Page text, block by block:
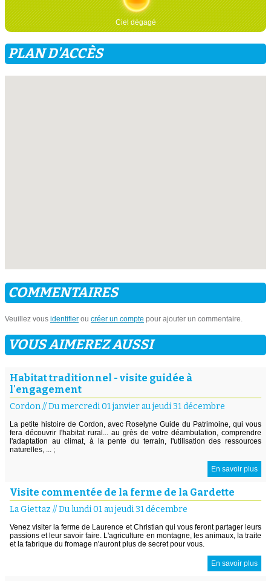
Ciel dégagé
PLAN D'ACCÈS
COMMENTAIRES
Veuillez vous identifier ou créer un compte pour ajouter un commentaire.
VOUS AIMEREZ AUSSI
Habitat traditionnel - visite guidée à
l'engagement
Cordon//Du mercredi 01 janvier au jeudi 31 décembre
La petite histoire de Cordon, avec Roselyne Guide du Patrimoine, qui vous
fera découvrir l'habitat rural... au grès de votre déambulation, comprendre
l'adaptation au climat, à la pente du terrain, l'utilisation des ressources
naturelles, ... ;
En savoir plus
Visite commentée de la ferme de la Gardette
La Giettaz //Du lundi 01 au jeudi 31 décembre
Venez visiter la ferme de Laurence et Christian qui vous feront partager leurs
passions et leur savoir faire. L'agriculture en montagne, les animaux, la traite
et la fabrique du fromage n'auront plus de secret pour vous.
En savoir plus